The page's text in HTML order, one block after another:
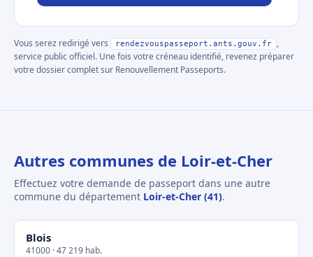
Vous serez redirigé vers rendezvouspasseport.ants.gouv.fr
,
service public officiel. Une fois votre créneau identifié, revenez préparer
votre dossier complet sur Renouvellement Passeports.
Autres communes de Loir-et-Cher
Effectuez votre demande de passeport dans une autre
commune du département Loir-et-Cher (41).
Blois
41000 · 47 219 hab.